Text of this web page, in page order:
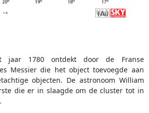
1780 ontdekt door de Franse
Messier die het object toevoegde aan
objecten. De astronoom William
die er in slaagde om de cluster tot in